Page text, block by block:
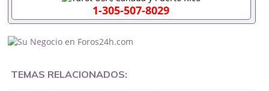
材料551190476入职事业单位/国企假的毕业证会查吗
551190476入职国企/事业单位需要些什么材料
业证怎么办, 毕业证丢了怎么办, 没有正常毕业怎么办
交材料不齐而被拒之门外551190476您是否因没正常
1-305-507-8029
TEMAS RELACIONADOS: